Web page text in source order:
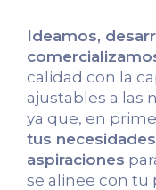
Ideamos,
calidad con la
ajustables a las
ya que, en
tus
aspiraciones
se alinee con tu